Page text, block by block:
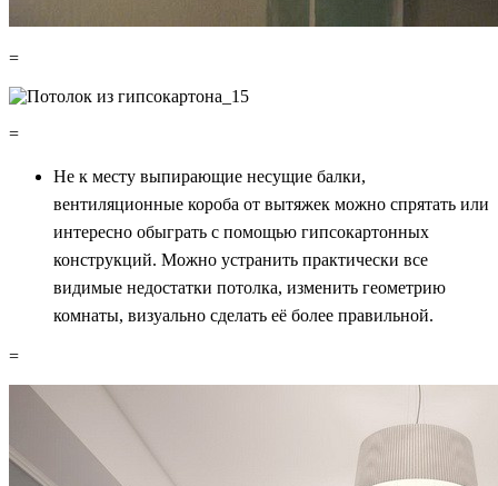
=
=
Не к месту выпирающие несущие балки,
вентиляционные короба от вытяжек можно спрятать или
интересно обыграть с помощью гипсокартонных
конструкций. Можно устранить практически все
видимые недостатки потолка, изменить геометрию
комнаты, визуально сделать её более правильной.
=